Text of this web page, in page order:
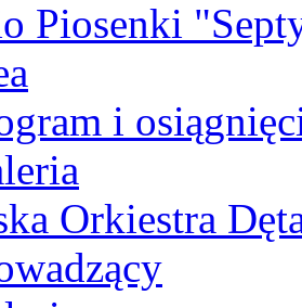
Piosenki
i
Orkiestra